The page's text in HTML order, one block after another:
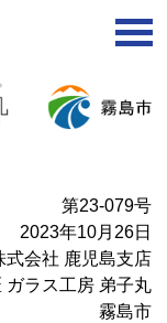
第23-079号
2023年10月26日
会社 鹿児島支店
ガラス工房 弟子丸
霧島市